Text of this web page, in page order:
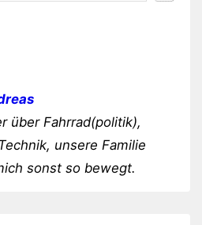
über Fahrrad(politik),
unsere Familie
sonst so bewegt.